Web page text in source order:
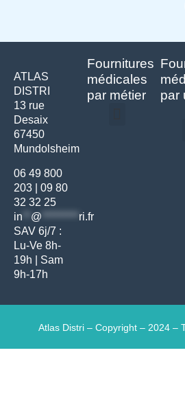
ATLAS
DISTRI
13 rue
Desaix
67450
Mundolsheim
06 49 800
203
09 80
32 32 25
in
@ ********* ri.fr
SAV 6j/7 :
Lu-Ve 8h-
19h | Sam
9h-17h
Fournitures
médicales
par métier
par
Atlas Distri – Copyright – 2024 –